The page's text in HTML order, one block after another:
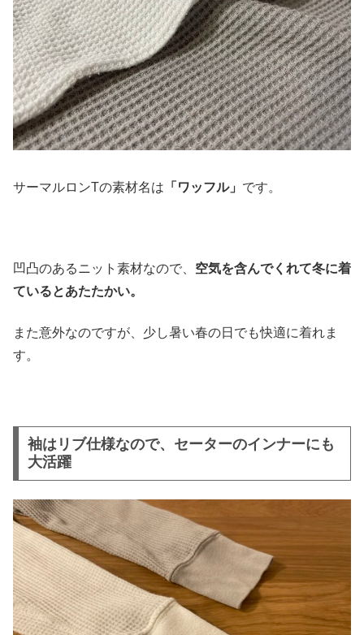
サーマルロンTの素材名は 「ワッフル」 です。
凹凸のあるニット素材なので、 空気を含んでくれて冬に着
ているとあたたかい。
また意外なのですが、少し暑い春の日でも快適に着れま
す。
袖はリブ仕様なので、セーターのインナーにも
大活躍